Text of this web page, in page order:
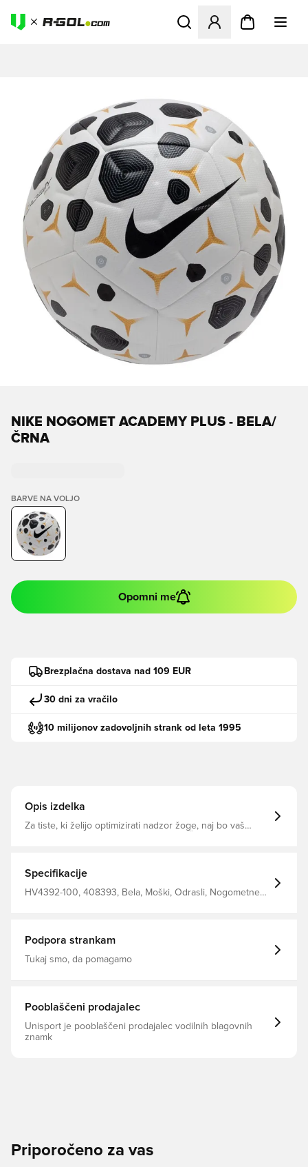
Odpre Modal za prijavo ali
NIKE NOGOMET ACADEMY PLUS - BELA/
ČRNA
BARVE NA VOLJO
Opomni me
Brezplačna dostava nad 109 EUR
30 dni za vračilo
10 milijonov zadovoljnih strank od leta 1995
Opis izdelka
Za tiste, ki želijo optimizirati nadzor žoge, naj bo vaš
strel po strelu 60% gume 15% poliuretan (PU) 13%
poliester 12% etilen vinil acetat (EVA)
Specifikacije
HV4392-100, 408393, Bela, Moški, Odrasli, Nogometne
Podpora strankam
Tukaj smo, da pomagamo
Pooblaščeni prodajalec
Unisport je pooblaščeni prodajalec vodilnih blagovnih
znamk
Priporočeno za vas